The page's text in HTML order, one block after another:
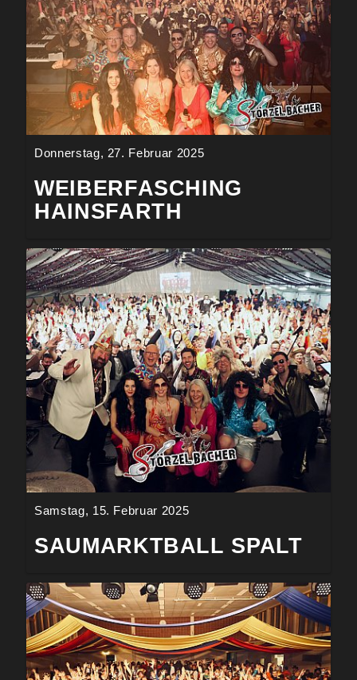
Donnerstag, 27. Februar 2025
WEIBERFASCHING
HAINSFARTH
Samstag, 15. Februar 2025
SAUMARKTBALL SPALT